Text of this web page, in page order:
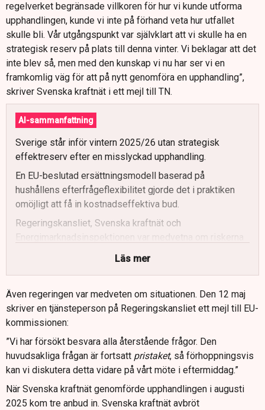
regelverket begränsade villkoren för hur vi kunde utforma
upphandlingen, kunde vi inte på förhand veta hur utfallet
skulle bli. Vår utgångspunkt var självklart att vi skulle ha en
strategisk reserv på plats till denna vinter. Vi beklagar att det
inte blev så, men med den kunskap vi nu har ser vi en
framkomlig väg för att på nytt genomföra en upphandling”,
skriver Svenska kraftnät i ett mejl till TN.
AI-sammanfattning
Sverige står inför vintern 2025/26 utan strategisk
effektreserv efter en misslyckad upphandling.
En EU-beslutad ersättningsmodell baserad på
hushållens efterfrågeflexibilitet gjorde det i praktiken
omöjligt att få in kostnadseffektiva bud.
Regeringskansliet, Svenska kraftnät och
Energimarknadsinspektionen var medvetna om riskerna
men lät ändå processen fortgå.
mekaniskt utan att beakta konsekvenserna.
Näringslivet i södra Sverige varnar för att antagandena
verkliga kostnader och risker.
Efter den misslyckade upphandlingen försöker Svenska
parametrar och möjliga reservlösningar.
Läs mer
Även regeringen var medveten om situationen. Den 12 maj
skriver en tjänsteperson på Regeringskansliet ett mejl till EU-
kommissionen:
”Vi har försökt besvara alla återstående frågor. Den
huvudsakliga frågan är fortsatt pristaket, så förhoppningsvis
kan vi diskutera detta vidare på vårt möte i eftermiddag.”
När Svenska kraftnät genomförde upphandlingen i augusti
2025 kom tre anbud in. Svenska kraftnät avbröt